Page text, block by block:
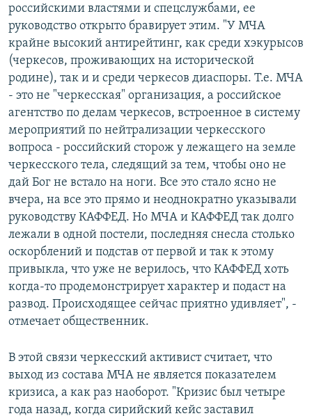
российскими властями и спецслужбами, ее
руководство открыто бравирует этим. "У МЧА
крайне высокий антирейтинг, как среди хэкурысов
(черкесов, проживающих на исторической
родине), так и и среди черкесов диаспоры. Т.е. МЧА
- это не "черкесская" организация, а российское
агентство по делам черкесов, встроенное в систему
мероприятий по нейтрализации черкесского
вопроса - российский сторож у лежащего на земле
черкесского тела, следящий за тем, чтобы оно не
дай Бог не встало на ноги. Все это стало ясно не
вчера, на все это прямо и неоднократно указывали
руководству КАФФЕД. Но МЧА и КАФФЕД так долго
лежали в одной постели, последняя снесла столько
оскорблений и подстав от первой и так к этому
привыкла, что уже не верилось, что КАФФЕД хоть
когда-то продемонстрирует характер и подаст на
развод. Происходящее сейчас приятно удивляет", -
отмечает общественник.
В этой связи черкесский активист считает, что
выход из состава МЧА не является показателем
кризиса, а как раз наоборот. "Кризис был четыре
года назад, когда сирийский кейс заставил